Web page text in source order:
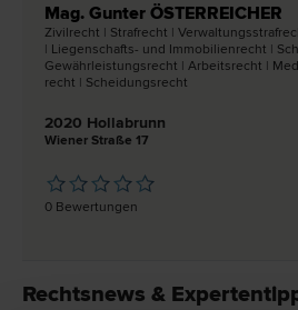
Mag. Gunter ÖSTERREICHER
Zivil­recht | Straf­recht |
| Liegenschafts- und Immobilien­recht |
Gewährleistungs­recht | Arbeits­recht |
recht | Scheidungs­recht
2020 Hollabrunn
Wiener Straße 17
0 Bewertungen
Rechtsnews &